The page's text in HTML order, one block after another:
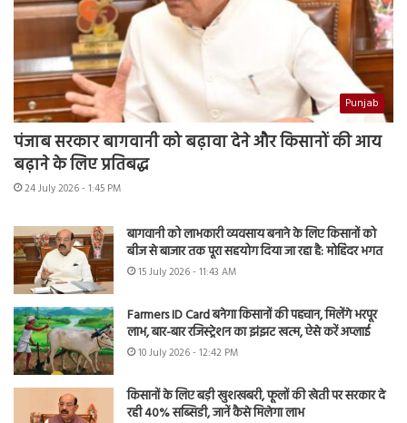
Punjab
पंजाब सरकार बागवानी को बढ़ावा देने और किसानों की आय
बढ़ाने के लिए प्रतिबद्ध
24 July 2026 - 1:45 PM
बागवानी को लाभकारी व्यवसाय बनाने के लिए किसानों को
बीज से बाजार तक पूरा सहयोग दिया जा रहा है: मोहिंदर भगत
15 July 2026 - 11:43 AM
Farmers ID Card बनेगा किसानों की पहचान, मिलेंगे भरपूर
लाभ, बार-बार रजिस्ट्रेशन का झंझट खत्म, ऐसे करें अप्लाई
10 July 2026 - 12:42 PM
किसानों के लिए बड़ी खुशखबरी, फूलों की खेती पर सरकार दे
रही 40% सब्सिडी, जानें कैसे मिलेगा लाभ